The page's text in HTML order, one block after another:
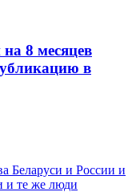
8 месяцев
в
Беларуси и России и
и те же люди